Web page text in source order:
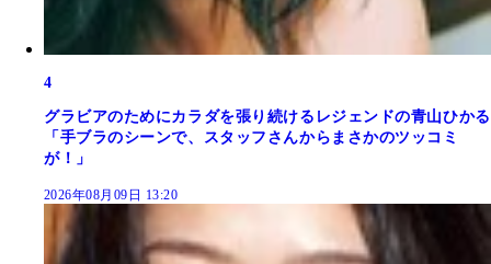
4
グラビアのためにカラダを張り続けるレジェンドの青山ひかる
「手ブラのシーンで、スタッフさんからまさかのツッコミ
が！」
2026年08月09日 13:20